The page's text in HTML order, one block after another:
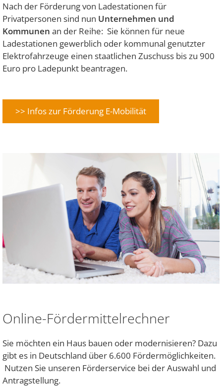
Nach der Förderung von Ladestationen für
Privatpersonen sind nun Unternehmen und
Kommunen an der Reihe: Sie können für neue
Ladestationen gewerblich oder kommunal genutzter
Elektrofahrzeuge einen staatlichen Zuschuss bis zu 900
Euro pro Ladepunkt beantragen.
>> Infos zur Förderung E-Mobilität
Online-Fördermittelrechner
Sie möchten ein Haus bauen oder modernisieren? Dazu
gibt es in Deutschland über 6.600 Fördermöglichkeiten.
Nutzen Sie unseren Förderservice bei der Auswahl und
Antragstellung.